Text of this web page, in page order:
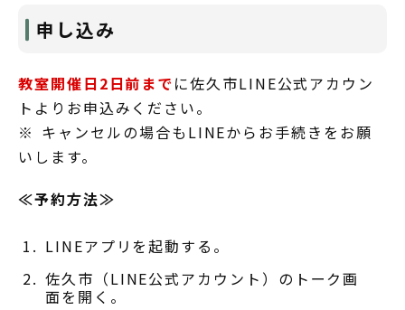
申し込み
教室開催日2日前まで に佐久市LINE公式アカウン
トよりお申込みください。
※ キャンセルの場合もLINEからお手続きをお願
いします。
≪予約方法≫
LINEアプリを起動する。
佐久市（LINE公式アカウント）のトーク画
面を開く。